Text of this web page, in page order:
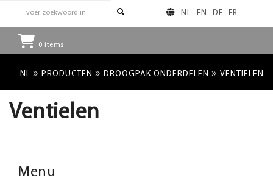
NL EN DE FR
0 items
NL » PRODUCTEN » DROOGPAK ONDERDELEN » VENTIELEN
Ventielen
Menu